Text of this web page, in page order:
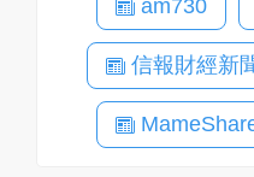
am730
信報財經新